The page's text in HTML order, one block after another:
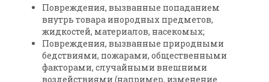
Повреждения, вызванные попаданием
внутрь товара инородных предметов,
жидкостей, материалов, насекомых;
Повреждения, вызванные природными
бедствиями, пожарами, общественными
факторами, случайными внешними
воздействиями (например, изменение